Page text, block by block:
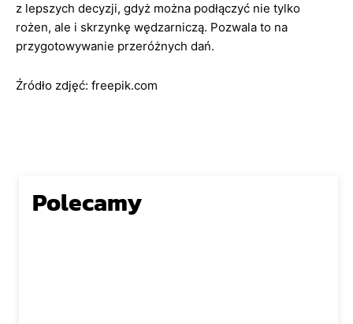
z lepszych decyzji, gdyż można podłączyć nie tylko
rożen, ale i skrzynkę wędzarniczą. Pozwala to na
przygotowywanie przeróżnych dań.
Źródło zdjęć: freepik.com
Polecamy